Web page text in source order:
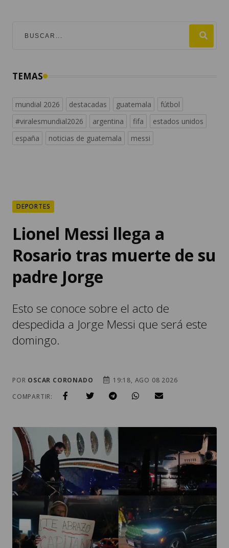
mundial 2026
españa
noticias de guatemala messi
Lionel Messi llega a
Rosario tras muerte de su
padre Jorge
Esto se conoce sobre el acto de
domingo.
OSCAR CORONADO
LIONEL MESSI LLEGÓ A ROSARIO PARA ASISTIR AL FUNERAL DE